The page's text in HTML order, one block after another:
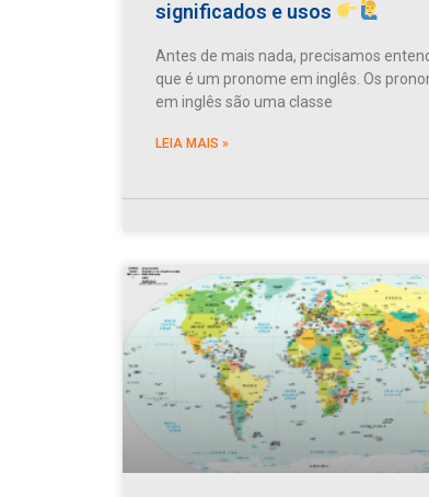
significados e usos
Antes de mais nada, precisamos
que é um pronome em inglês. Os
em inglês são uma classe
LEIA MAIS »